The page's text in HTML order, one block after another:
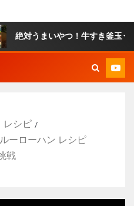
いやつ！牛すき釜玉うどん🐣 #簡
レシピ
ーローハン レシピ
戦